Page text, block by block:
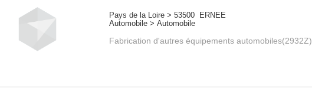
Pays de la Loire > 53500 ERNEE
Automobile > Automobile
Fabrication d'autres équipements automobiles(2932Z)